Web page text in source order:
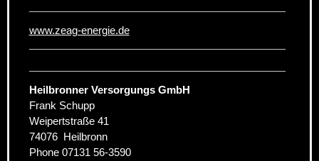
www.zeag-energie.de
Heilbronner Versorgungs GmbH
Frank Schupp
Weipertstraße 41
74076 Heilbronn
Phone 07131 56-3590